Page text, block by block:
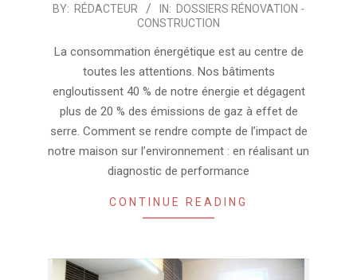
2024-
29
BY: RÉDACTEUR IN: DOSSIERS RÉNOVATION -
CONSTRUCTION
La consommation énergétique est au centre de
toutes les attentions. Nos bâtiments
engloutissent 40 % de notre énergie et dégagent
plus de 20 % des émissions de gaz à effet de
serre. Comment se rendre compte de l’impact de
notre maison sur l’environnement : en réalisant un
diagnostic de performance
CONTINUE READING